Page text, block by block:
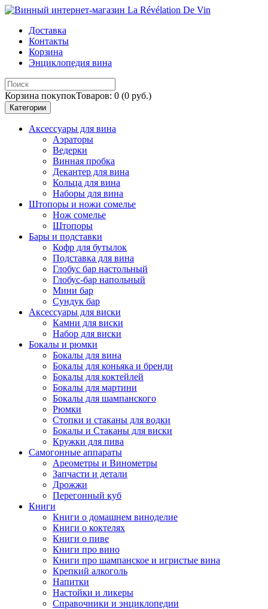
Доставка
Контакты
Корзина
Энциклопедия вина
Корзина покупокТоваров: 0 (0 руб.)
Категории
Аксессуары для вина
Аэраторы
Ведерки
Винная пробка
Декантер для вина
Кольца для вина
Наборы для вина
Штопоры и ножи сомелье
Нож сомелье
Штопоры
Бары и подставки
Кофр для бутылок
Подставка для вина
Глобус бар настольный
Глобус-бар напольный
Мини бар
Сундук бар
Аксессуары для виски
Камни для виски
Набор для виски
Бокалы и рюмки
Бокалы для вина
Бокалы для коньяка и бренди
Бокалы для коктейлей
Бокалы для мартини
Бокалы для шампанского
Рюмки
Стопки и стаканы для водки
Бокалы и Стаканы для виски
Кружки для пива
Самогонные аппараты
Ареометры и Винометры
Запчасти и детали
Дрожжи
Перегонный куб
Книги
Книги о домашнем виноделие
Книги о коктелях
Книги о пиве
Книги про вино
Книги про шампанское и игристые вина
Крепкий алкоголь
Напитки
Настойки и ликеры
Справочники и энциклопедии